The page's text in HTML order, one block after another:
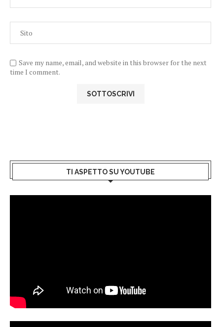
Save my name, email, and website in this browser for the next
time I comment.
TI ASPETTO SU YOUTUBE